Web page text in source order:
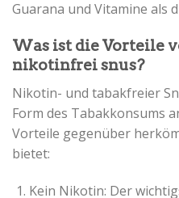
Guarana und Vitamine als
Was ist die Vorteile
nikotinfrei snus?
Nikotin- und tabakfreier
Form des Tabakkonsums
Vorteile gegenüber
bietet:
Kein Nikotin: Der